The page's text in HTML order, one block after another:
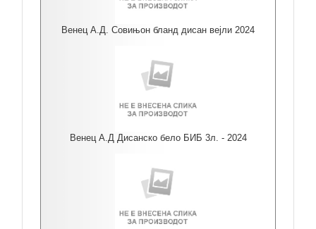
Венец А.Д. Совињон бланд дисан вејли 2024
Венец А.Д Дисанско бело БИБ 3л. - 2024